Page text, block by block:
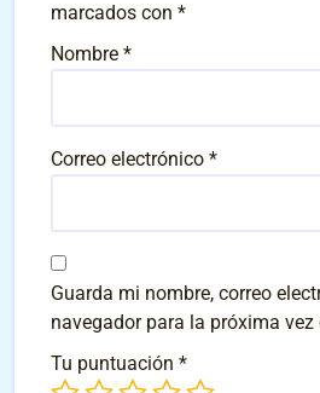
marcados con *
Nombre *
Correo electrónico *
Guarda mi nombre, correo
navegador para la próxima vez
Tu puntuación *